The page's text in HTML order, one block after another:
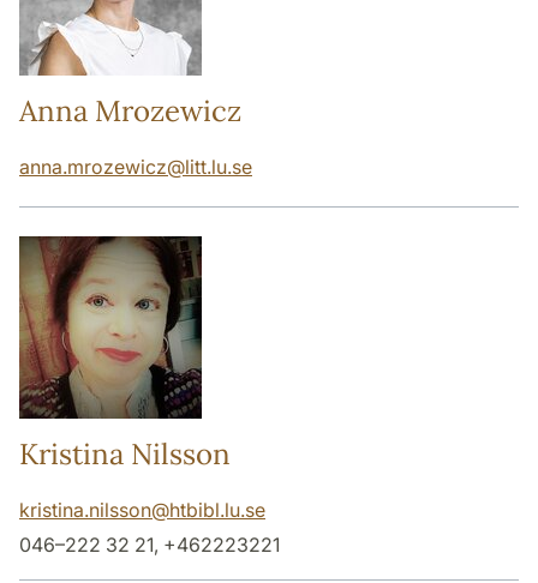
Anna Mrozewicz
anna.mrozewicz@litt.lu.se
Kristina Nilsson
kristina.nilsson@htbibl.lu.se
046–222 32 21, +462223221